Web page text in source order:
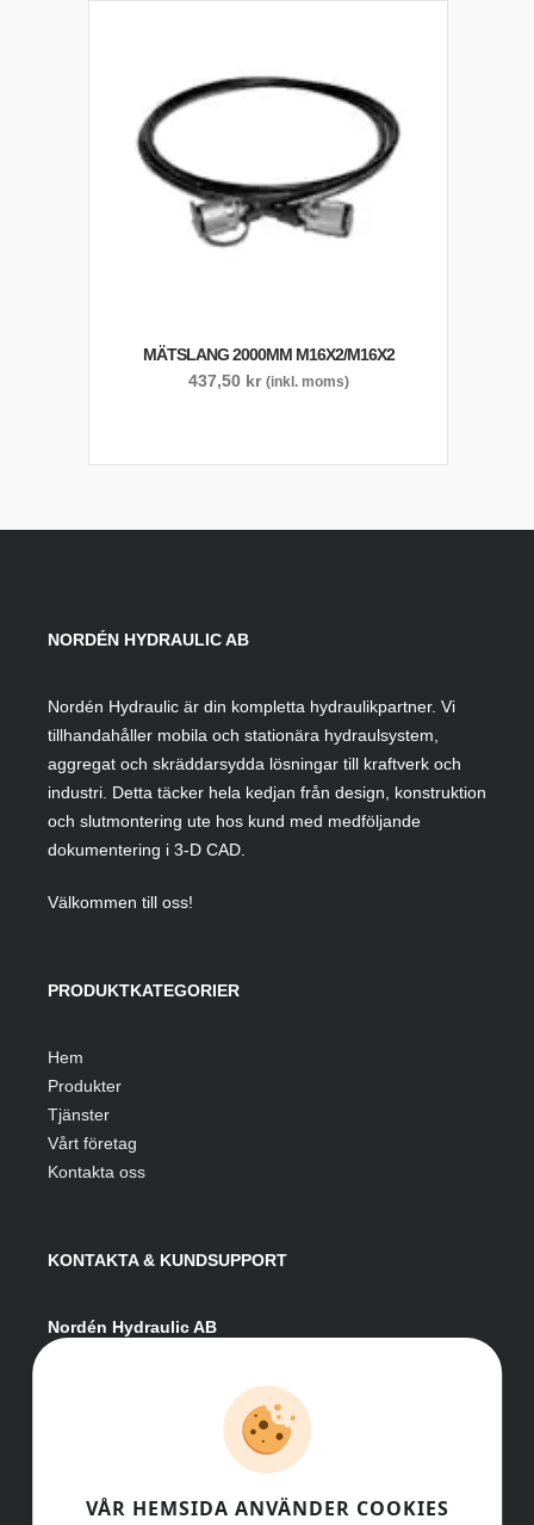
MÄTSLANG 2000MM M16X2/M16X2
437,50 kr (inkl. moms)
NORDÉN HYDRAULIC AB
Nordén Hydraulic är din kompletta hydraulikpartner. Vi
tillhandahåller mobila och stationära hydraulsystem,
aggregat och skräddarsydda lösningar till kraftverk och
industri. Detta täcker hela kedjan från design, konstruktion
och slutmontering ute hos kund med medföljande
dokumentering i 3-D CAD.
Välkommen till oss!
PRODUKTKATEGORIER
Hem
Produkter
Tjänster
Vårt företag
Kontakta oss
KONTAKTA & KUNDSUPPORT
Nordén Hydraulic AB
info@nordenhydraulic.se
Org-nr: 556531-8424
VÅR HEMSIDA ANVÄNDER COOKIES